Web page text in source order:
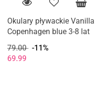
Okulary pływackie Vanilla
Copenhagen blue 3-8 lat
79.00 -11%
69.99